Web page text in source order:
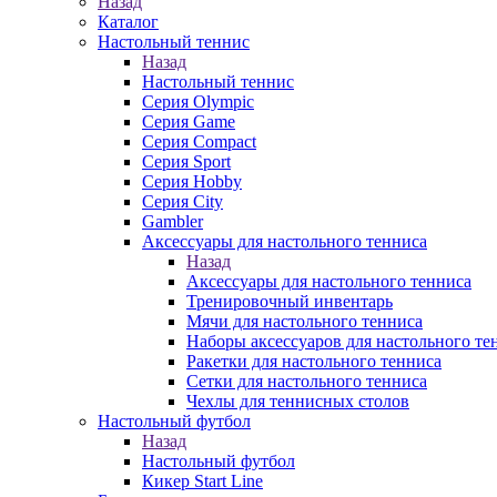
Каталог
Настольный теннис
Назад
Настольный теннис
Серия Olympic
Серия Game
Серия Compact
Серия Sport
Серия Hobby
Серия City
Gambler
Аксессуары для настольного тенниса
Назад
Аксессуары для настольного тенниса
Тренировочный инвентарь
Мячи для настольного тенниса
Наборы аксессуаров для настольного
Ракетки для настольного тенниса
Сетки для настольного тенниса
Чехлы для теннисных столов
Настольный футбол
Назад
Настольный футбол
Кикер Start Line